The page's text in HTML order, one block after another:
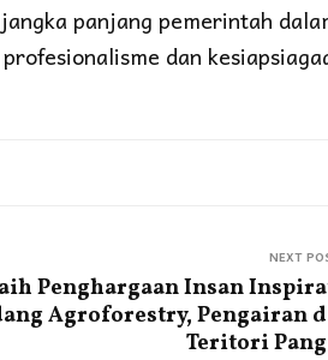
panjang pemerintah
dan
NEXT
Penghargaan Insan
Agroforestry, Pengairan
Teritori